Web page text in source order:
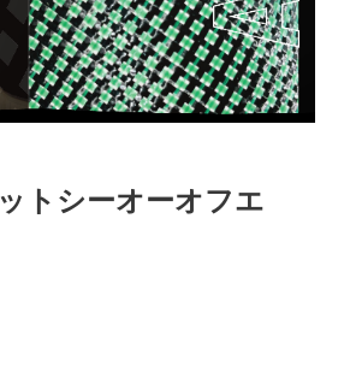
トシーオーオフエ